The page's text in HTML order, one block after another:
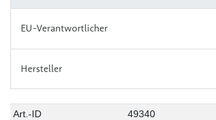
EU-Verantwortlicher
Hersteller
Art.-ID
49340